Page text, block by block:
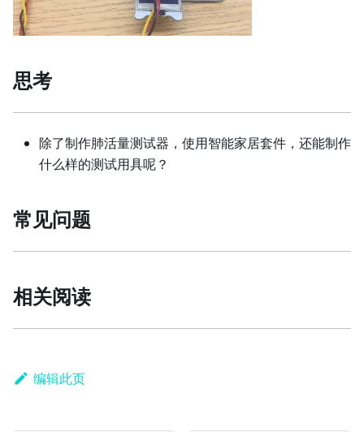
思考
除了制作肺活量测试器，使用智能家居套件，还能制作
什么样的测试用具呢？
常见问题
相关阅读
编辑此页